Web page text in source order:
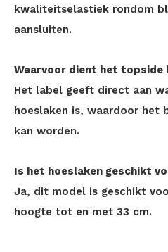
kwaliteitselastiek rondom
aansluiten.
Waarvoor dient het topside
Het label geeft direct aan
hoeslaken is, waardoor het
kan worden.
Is het hoeslaken geschikt
Ja, dit model is geschikt
hoogte tot en met 33 cm.